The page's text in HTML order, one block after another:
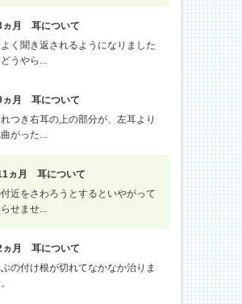
月
耳について
く聞き返されるようになりました
うやら...
月
耳について
つき右耳の上の部分が、左耳より
がった...
ヵ月
耳について
近をさわろうとするといやがって
せませ...
月
耳について
の付け根が切れてなかなか治りま